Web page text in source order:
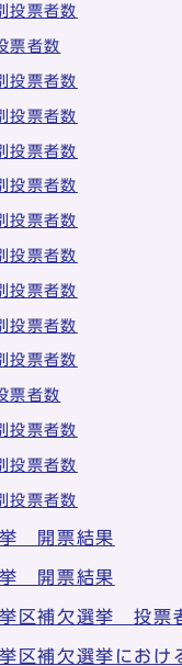
投票者数
票者数
投票者数
投票者数
投票者数
投票者数
投票者数
投票者数
投票者数
投票者数
投票者数
票者数
投票者数
投票者数
投票者数
開票結果
開票結果
区補欠選挙 投票
補欠選挙におけ